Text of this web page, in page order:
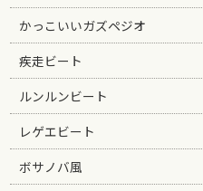
かっこいいガズペジオ
疾走ビート
ルンルンビート
レゲエビート
ボサノバ風